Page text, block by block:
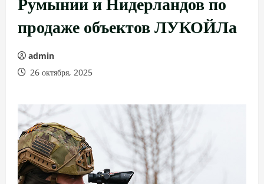
продаже объектов ЛУКОЙЛа
admin
26 октября, 2025